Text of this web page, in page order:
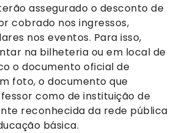
assegurado o desconto de
cobrado nos ingressos,
nos eventos. Para isso,
na bilheteria ou em local de
o documento oficial de
foto, o documento que
como de instituição de
reconhecida da rede pública
básica.